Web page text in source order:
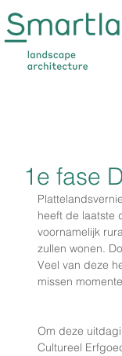
1e fase
heeft de laatste
voornamelijk
zullen wonen.
Veel van deze
missen
Om deze
Cultureel